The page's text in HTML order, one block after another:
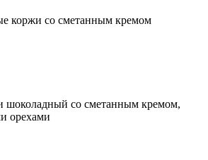
коржи со сметанным кремом
шоколадный со сметанным кремом,
орехами